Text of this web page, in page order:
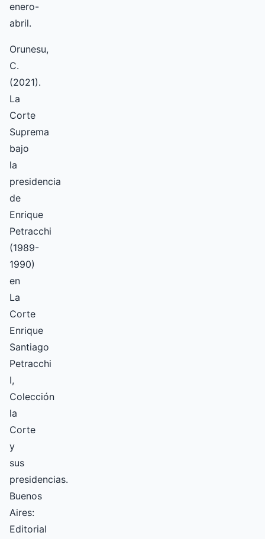
enero-
abril.
Orunesu,
C.
(2021).
La
Corte
Suprema
bajo
la
presidencia
de
Enrique
Petracchi
(1989-
1990)
en
La
Corte
Enrique
Santiago
Petracchi
I,
Colección
la
Corte
y
sus
presidencias.
Buenos
Aires:
Editorial